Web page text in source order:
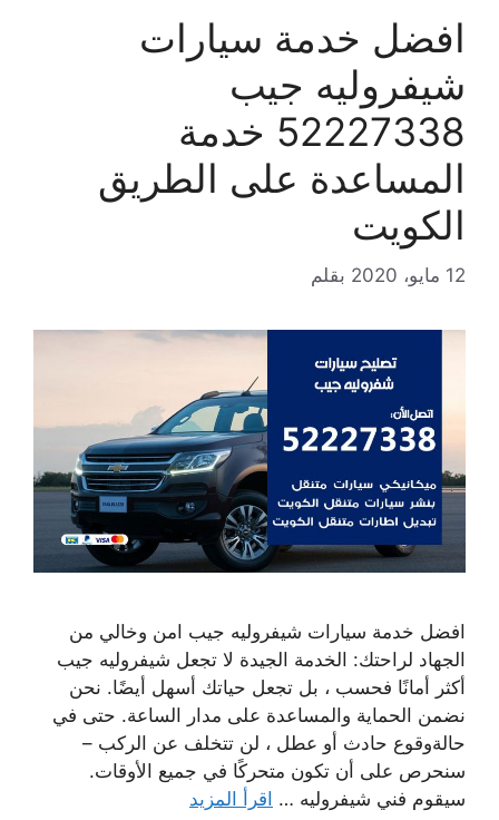
افضل خدمة سيارات
شيفروليه جيب
52227338 خدمة
المساعدة على الطريق
الكويت
12 مايو، 2020 بقلم
افضل خدمة سيارات شيفروليه جيب امن وخالي من
الجهاد لراحتك: الخدمة الجيدة لا تجعل شيفروليه جيب
أكثر أمانًا فحسب ، بل تجعل حياتك أسهل أيضًا. نحن
نضمن الحماية والمساعدة على مدار الساعة. حتى في
حالةوقوع حادث أو عطل ، لن تتخلف عن الركب –
سنحرص على أن تكون متحركًا في جميع الأوقات.
سيقوم فني شيفروليه … اقرأ المزيد